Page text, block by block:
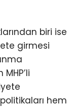
biri ise
girmesi
hem